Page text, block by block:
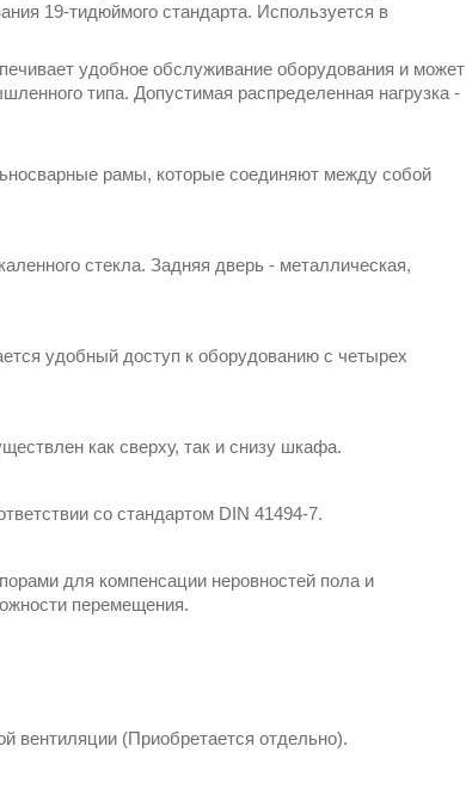
19-тидюймого стандарта. Используется в
удобное обслуживание оборудования и может
типа. Допустимая распределенная нагрузка -
рамы, которые соединяют между собой
стекла. Задняя дверь - металлическая,
удобный доступ к оборудованию с четырех
как сверху, так и снизу шкафа.
со стандартом DIN 41494-7.
для компенсации неровностей пола и
перемещения.
вентиляции (Приобретается отдельно).